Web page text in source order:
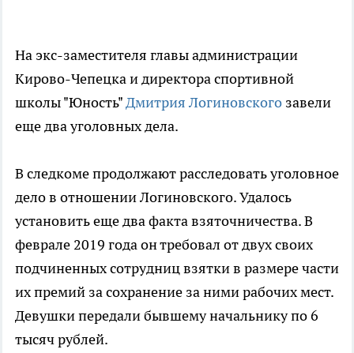
На экс-заместителя главы администрации
Кирово-Чепецка и директора спортивной
школы "Юность"Дмитрия Логиновского завели
еще два уголовных дела.
В следкоме продолжают расследовать уголовное
дело в отношении Логиновского. Удалось
установить еще два факта взяточничества. В
феврале 2019 года он требовал от двух своих
подчиненных сотрудниц взятки в размере части
их премий за сохранение за ними рабочих мест.
Девушки передали бывшему начальнику по 6
тысяч рублей.